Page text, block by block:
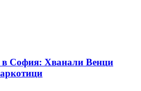
в София: Хванали Венци